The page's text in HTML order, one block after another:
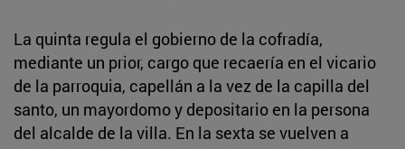
La quinta regula el gobierno de la cofradía,
mediante un prior, cargo que recaería en el vicario
de la parroquia, capellán a la vez de la capilla del
santo, un mayordomo y depositario en la persona
del alcalde de la villa. En la sexta se vuelven a